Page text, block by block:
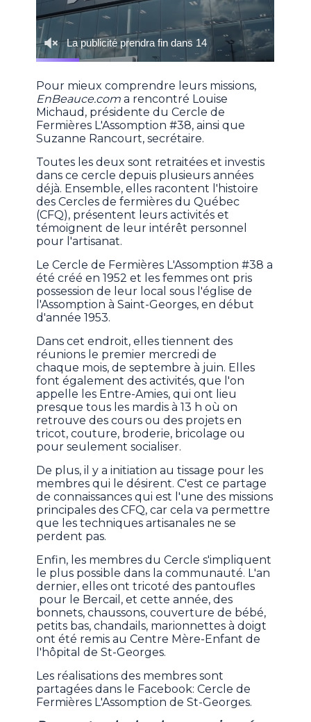
Pour mieux comprendre leurs missions,
EnBeauce.com a rencontré Louise
Michaud, présidente du Cercle de
Fermières L'Assomption #38, ainsi que
Suzanne Rancourt, secrétaire.
Toutes les deux sont retraitées et investis
dans ce cercle depuis plusieurs années
déjà. Ensemble, elles racontent l'histoire
des Cercles de fermières du Québec
(CFQ), présentent leurs activités et
témoignent de leur intérêt personnel
pour l'artisanat.
Le Cercle de Fermières L'Assomption #38 a
été créé en 1952 et les femmes ont pris
possession de leur local sous l'église de
l'Assomption à Saint-Georges, en début
d'année 1953.
Dans cet endroit, elles tiennent des
réunions le premier mercredi de
chaque mois, de septembre à juin. Elles
font également des activités, que l'on
appelle les Entre-Amies, qui ont lieu
presque tous les mardis à 13 h où on
retrouve des cours ou des projets en
tricot, couture, broderie, bricolage ou
pour seulement socialiser.
De plus, il y a initiation au tissage pour les
membres qui le désirent. C'est ce partage
de connaissances qui est l'une des missions
principales des CFQ, car cela va permettre
que les techniques artisanales ne se
perdent pas.
Enfin, les membres du Cercle s'impliquent
le plus possible dans la communauté. L'an
dernier, elles ont tricoté des pantoufles
pour le Bercail, et cette année, des
bonnets, chaussons, couverture de bébé,
petits bas, chandails, marionnettes à doigt
ont été remis au Centre Mère-Enfant de
l'hôpital de St-Georges.
Les réalisations des membres sont
partagées dans le Facebook: Cercle de
Fermières L'Assomption de St-Georges.